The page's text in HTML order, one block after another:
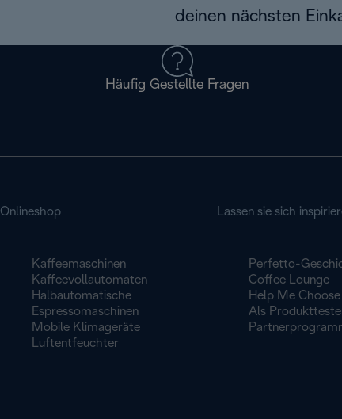
deinen nächsten
Häufig Gestellte Fragen
Onlineshop
Kaffeemaschinen
Kaffeevollautomaten
Halbautomatische
Espressomaschinen
Mobile Klimageräte
Luftentfeuchter
Lassen sie sich
Perfetto-
Coffee Lounge
Help Me Choose
Als